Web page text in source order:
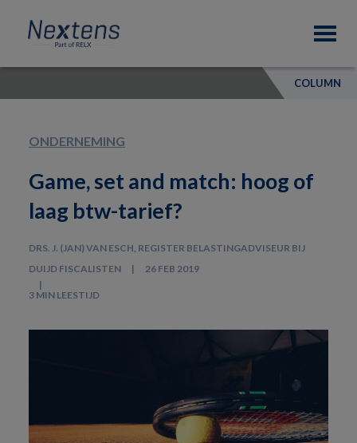
primary
navigation
content
footer
Nextens
Fiscaal
partner
van
COLUMN
ONDERNEMING
Game, set and match: hoog of
laag btw-tarief?
DRS. J. (JAN) VAN ESCH, REGISTER BELASTINGADVISEUR BIJ
DUIJD FISCALISTEN
26 FEB 2019
3 MIN LEESTIJD